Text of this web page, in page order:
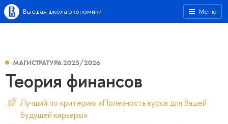
Меню
Высшая школа экономики
МАГИСТРАТУРА 2025/2026
Теория финансов
Лучший по критерию «Полезность курса для Вашей
будущей карьеры»